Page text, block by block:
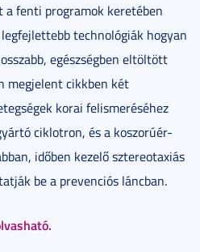
a fenti programok keretében
technológiák hogyan
egészségben eltöltött
megjelent cikkben két
korai felismeréséhez
ciklotron, és a koszorúér-
időben kezelő sztereotaxiás
be a prevenciós láncban.